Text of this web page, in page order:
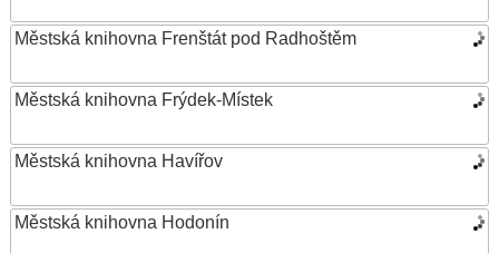
Městská knihovna Frenštát pod Radhoštěm
Městská knihovna Frýdek-Místek
Městská knihovna Havířov
Městská knihovna Hodonín